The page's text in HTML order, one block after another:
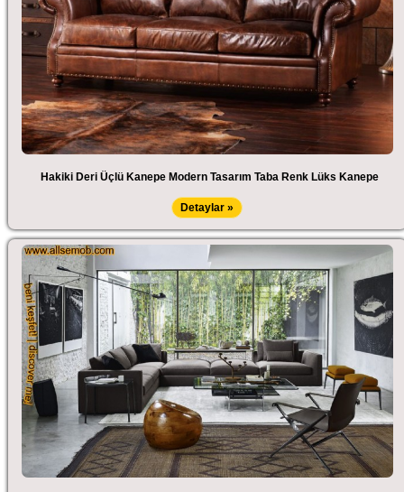
Hakiki Deri Üçlü Kanepe Modern Tasarım Taba Renk Lüks Kanepe
Detaylar »